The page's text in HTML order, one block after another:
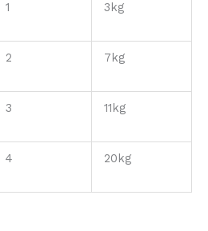
1 3kg
2 7kg
3 11kg
4 20kg